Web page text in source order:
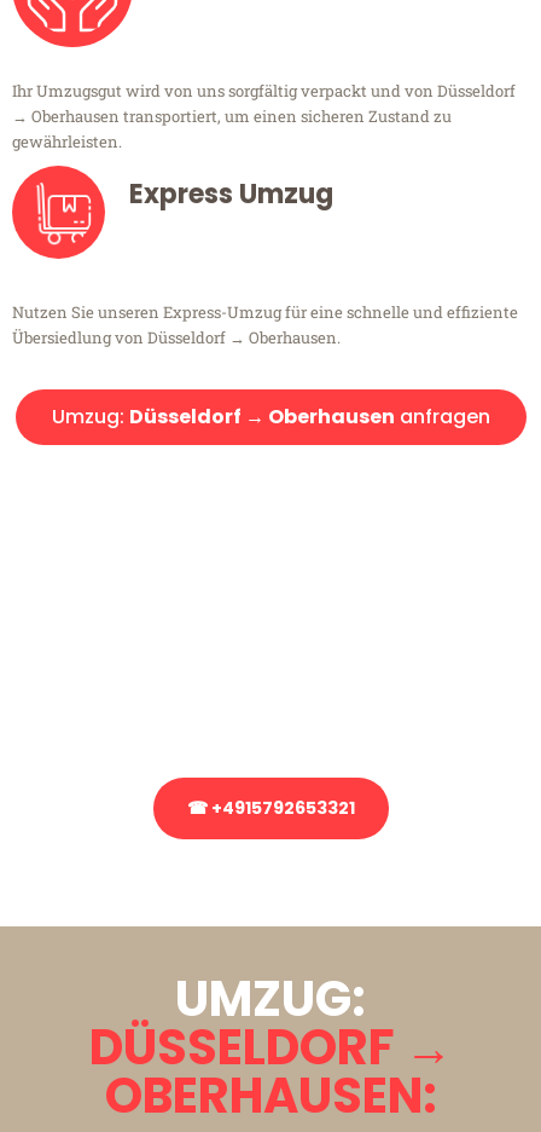
Ihr Umzugsgut wird von uns sorgfältig verpackt und von Düsseldorf
→ Oberhausen transportiert, um einen sicheren Zustand zu
gewährleisten.
Express Umzug
Nutzen Sie unseren Express-Umzug für eine schnelle und effiziente
Übersiedlung von Düsseldorf → Oberhausen.
Umzug: Düsseldorf → Oberhausen anfragen
☎ +4915792653321
UMZUG:
DÜSSELDORF →
OBERHAUSEN: